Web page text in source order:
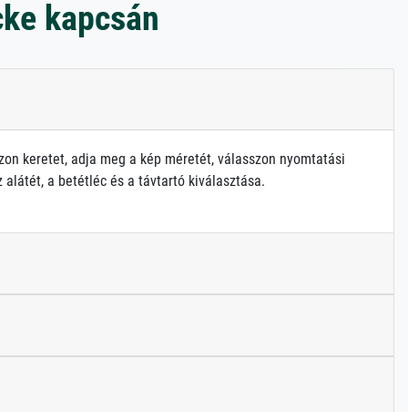
kapcsán
keretet, adja meg a kép méretét, válasszon nyomtatási
a betétléc és a távtartó kiválasztása.